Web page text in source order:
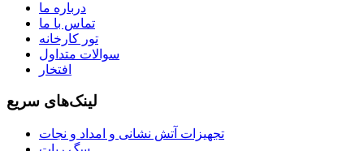
درباره ما
تماس با ما
تور کارخانه
سوالات متداول
افتخار
لینک‌های سریع
تجهیزات آتش نشانی و امداد و نجات